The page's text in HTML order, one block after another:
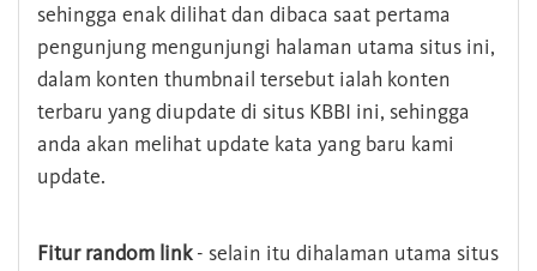
sehingga enak dilihat dan dibaca saat pertama
pengunjung mengunjungi halaman utama situs ini,
dalam konten thumbnail tersebut ialah konten
terbaru yang diupdate di situs KBBI ini, sehingga
anda akan melihat update kata yang baru kami
update.
Fitur random link- selain itu dihalaman utama situs